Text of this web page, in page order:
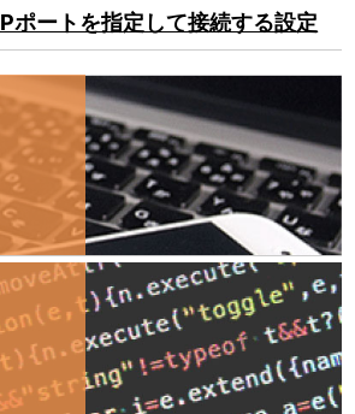
ポートを指定して接続する設定